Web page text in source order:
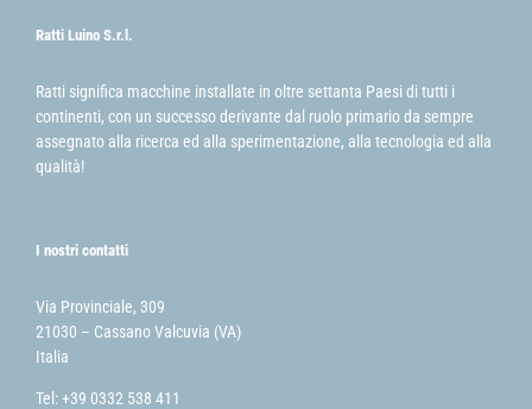
Ratti Luino S.r.l.
Ratti significa macchine installate in oltre settanta Paesi di tutti i
continenti, con un successo derivante dal ruolo primario da sempre
assegnato alla ricerca ed alla sperimentazione, alla tecnologia ed alla
qualità!
I nostri contatti
Via Provinciale, 309
21030 – Cassano Valcuvia (VA)
Italia
Tel: +39 0332 538 411